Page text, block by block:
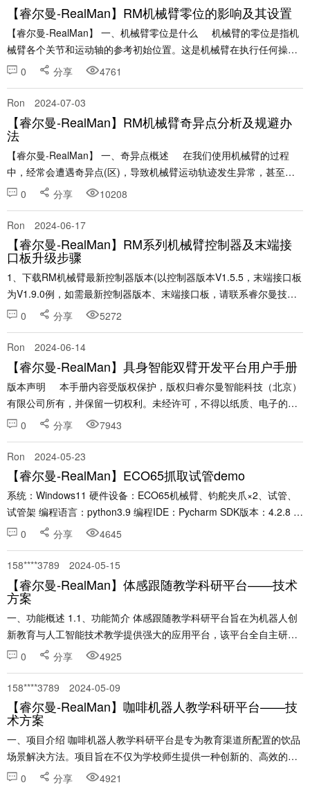
【睿尔曼-RealMan】RM机械臂零位的影响及其设置
【睿尔曼-RealMan】 一、机械臂零位是什么 机械臂的零位是指机
械臂各个关节和运动轴的参考初始位置。这是机械臂在执行任何操作
之前预先定义的一个标准位置，所有的运动和位置计算都基于这......
0 分享 4761
Ron 2024-07-03
【睿尔曼-RealMan】RM机械臂奇异点分析及规避办
法
【睿尔曼-RealMan】 一、奇异点概述 在我们使用机械臂的过程
中，经常会遭遇奇异点(区)，导致机械臂运动轨迹发生异常，甚至导
致关节速度无法控制，要想机械臂顺利完成任务，就必须了解奇......
0 分享 10208
Ron 2024-06-17
【睿尔曼-RealMan】RM系列机械臂控制器及末端接
口板升级步骤
1、下载RM机械臂最新控制器版本(以控制器版本V1.5.5，末端接口板
为V1.9.0例，如需最新控制器版本、末端接口板，请联系睿尔曼技术
支持) 2、登录机械臂的示教器，点击左侧机械臂配置选项，再点击版
0 分享 5272
Ron 2024-06-14
【睿尔曼-RealMan】具身智能双臂开发平台用户手册
版本声明 本手册内容受版权保护，版权归睿尔曼智能科技（北京）
有限公司所有，并保留一切权利。未经许可，不得以纸质、电子的或
其它任何方式文档进行复制和传播。 一、前言 ......
0 分享 7943
Ron 2024-05-23
【睿尔曼-RealMan】ECO65抓取试管demo
系统：Windows11 硬件设备：ECO65机械臂、钧舵夹爪×2、试管、
试管架 编程语言：python3.9 编程IDE：Pycharm SDK版本：4.2.8 第
0 分享 4645
158****3789 2024-05-15
【睿尔曼-RealMan】体感跟随教学科研平台——技术
方案
一、功能概述 1.1、功能简介 体感跟随教学科研平台旨在为机器人创
新教育与人工智能技术教学提供强大的应用平台，该平台全自主研
发，能够实现人体姿态识别与机械臂视觉跟随运动功能和应用，为教
0 分享 4925
158****3789 2024-05-09
【睿尔曼-RealMan】咖啡机器人教学科研平台——技
术方案
一、项目介绍 咖啡机器人教学科研平台是专为教育渠道所配置的饮品
场景解决方法。项目旨在不仅为学校师生提供一种创新的、高效的、
灵活的、性价比的饮品供应解决方案。还可以为学生提供勤工俭学机
0 分享 4921